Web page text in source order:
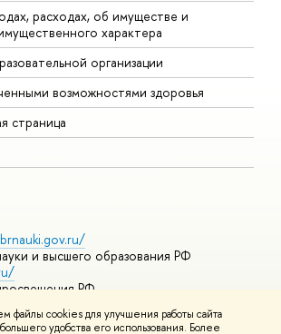
файлы cookies для улучшения работы сайта
удобства его использования. Более
расходах, об имуществе и
характера
организации
возможностями здоровья
страница
и высшего образования РФ
РФ
онлайн-курсы